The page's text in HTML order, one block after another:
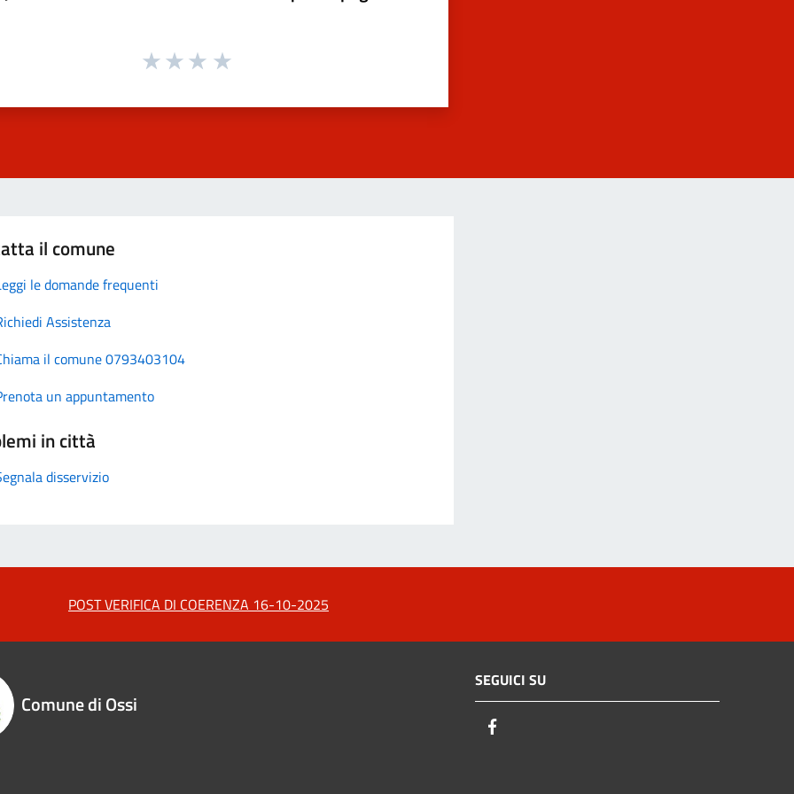
il comune
le domande frequenti
Assistenza
il comune 0793403104
un appuntamento
in città
disservizio
POST VERIFICA DI COERENZA 16-10-2025
Comune di Ossi
SEGUICI SU